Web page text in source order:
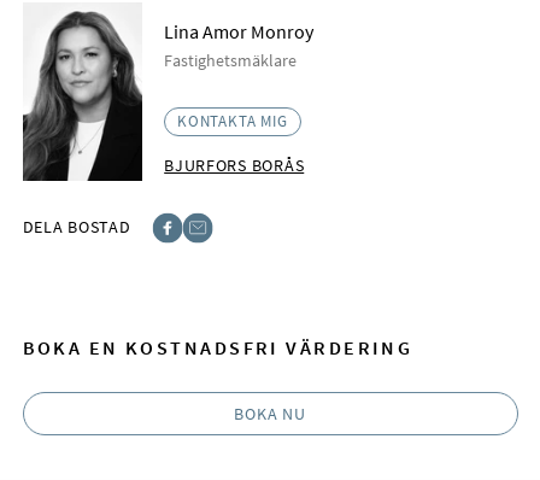
Lina Amor Monroy
Fastighetsmäklare
KONTAKTA MIG
BJURFORS BORÅS
DELA BOSTAD
BOKA EN KOSTNADSFRI VÄRDERING
BOKA NU